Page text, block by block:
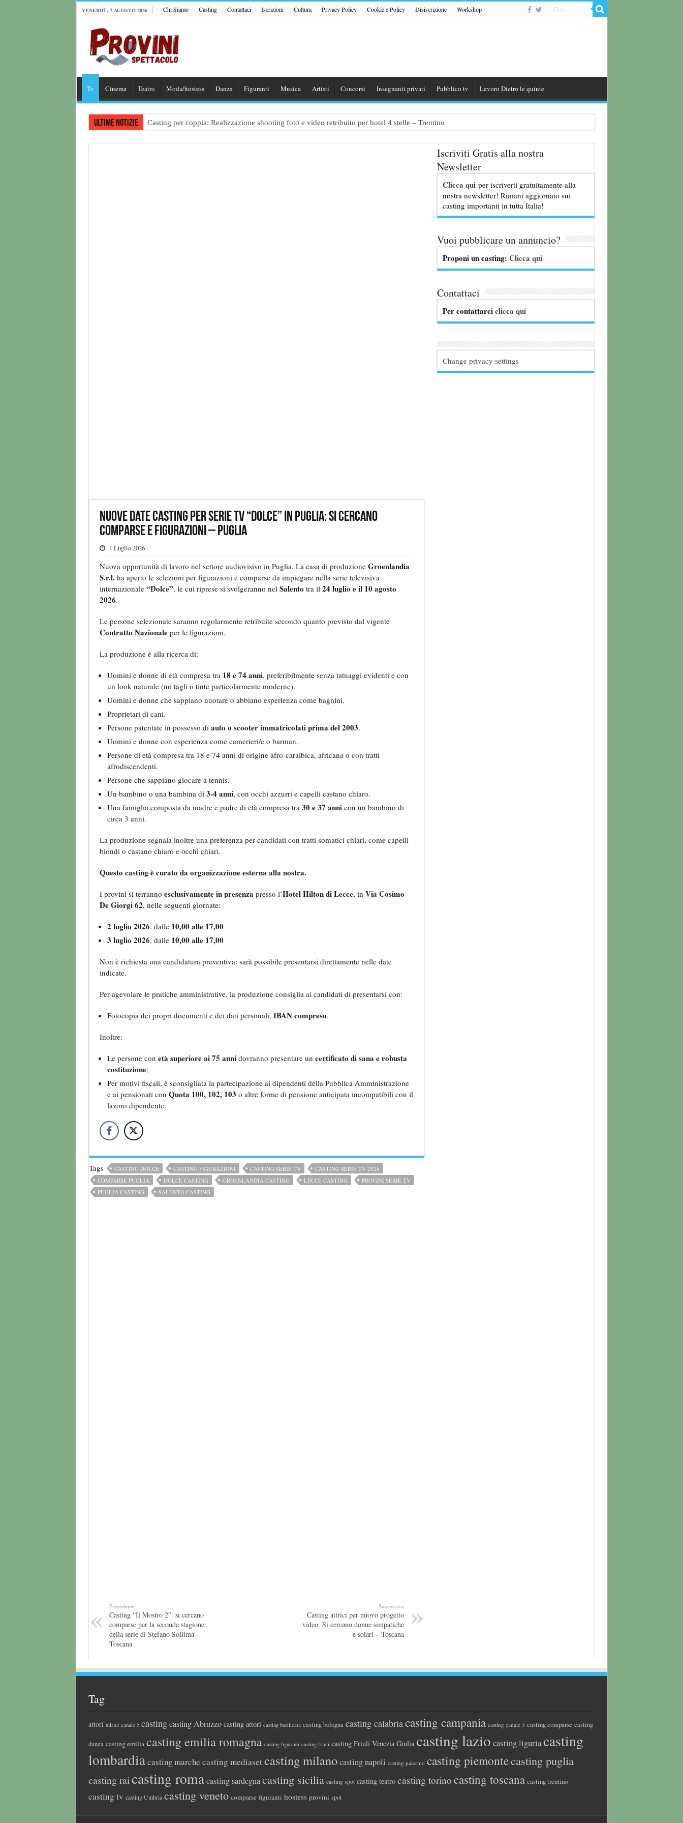
VENERDÌ , 7 AGOSTO 2026 Chi Siamo Casting Contattaci Iscrizioni Cultura Privacy Policy Cookie e Policy Disiscrizione Workshop
Tv Cinema Teatro Moda/hostess Danza Figuranti Musica Artisti Concorsi Insegnanti privati Pubblico tv Lavoro Dietro le quinte
Ultime notizie Casting per coppia: Realizzazione shooting foto e video retribuito per hotel 4 stelle – Trentino
Casting film horror internazionale “Gaming Disorder”: si cercano ragazzi e ragazze tra i 16 e i 18 anni
Nuove date Casting per serie TV “Dolce” in Puglia: Si cercano
comparse e figurazioni – Puglia
1 Luglio 2026
Nuova opportunità di lavoro nel settore audiovisivo in Puglia. La casa di produzione Groenlandia
S.r.l. ha aperto le selezioni per figurazioni e comparse da impiegare nella serie televisiva
internazionale “Dolce”, le cui riprese si svolgeranno nel Salento tra il 24 luglio e il 10 agosto
2026.
Le persone selezionate saranno regolarmente retribuite secondo quanto previsto dal vigente
Contratto Nazionaleper le figurazioni.
La produzione è alla ricerca di:
Uomini e donne di età compresa tra 18 e 74 anni, preferibilmente senza tatuaggi evidenti e con
un look naturale (no tagli o tinte particolarmente moderne).
Uomini e donne che sappiano nuotare o abbiano esperienza come bagnini.
Proprietari di cani.
Persone patentate in possesso di auto o scooter immatricolati prima del 2003.
Uomini e donne con esperienza come camerieri/e o barman.
Persone di età compresa tra 18 e 74 anni di origine afro-caraibica, africana o con tratti
afrodiscendenti.
Persone che sappiano giocare a tennis.
Un bambino o una bambina di 3-4 anni, con occhi azzurri e capelli castano chiaro.
Una famiglia composta da madre e padre di età compresa tra 30 e 37 annicon un bambino di
circa 3 anni.
La produzione segnala inoltre una preferenza per candidati con tratti somatici chiari, come capelli
biondi o castano chiaro e occhi chiari.
Questo casting è curato da organizzazione esterna alla nostra.
I provini si terranno esclusivamente in presenza presso l’Hotel Hilton di Lecce, in Via Cosimo
De Giorgi 62, nelle seguenti giornate:
2 luglio 2026, dalle 10,00 alle 17,00
3 luglio 2026, dalle 10,00 alle 17,00
Non è richiesta una candidatura preventiva: sarà possibile presentarsi direttamente nelle date
indicate.
Per agevolare le pratiche amministrative, la produzione consiglia ai candidati di presentarsi con:
Fotocopia dei propri documenti e dei dati personali, IBAN compreso.
Inoltre:
Le persone con età superiore ai 75 annidovranno presentare un certificato di sana e robusta
costituzione;
Per motivi fiscali, è sconsigliata la partecipazione ai dipendenti della Pubblica Amministrazione
e ai pensionati con Quota 100, 102, 103 o altre forme di pensione anticipata incompatibili con il
lavoro dipendente.
Tags CASTING DOLCE CASTING FIGURAZIONI CASTING SERIE TV
CASTING SERIE TV 2026
COMPARSE PUGLIA
DOLCE CASTING GROENLANDIA CASTING LECCE CASTING
PROVINI SERIE TV
PUGLIA CASTING
SALENTO CASTING
Precedente
Casting “Il Mostro 2”: si cercano
comparse per la seconda stagione
della serie di Stefano Sollima –
Toscana
Successivo
Casting attrici per nuovo progetto
video: Si cercano donne simpatiche
e solari – Toscana
Iscriviti Gratis alla nostra
Newsletter
Clicca qui per iscriverti gratuitamente alla
nostra newsletter! Rimani aggiornato sui
casting importanti in tutta Italia!
Vuoi pubblicare un annuncio?
Proponi un casting: Clicca qui
Contattaci
Per contattarciclicca qui
Change privacy settings
Tag
attori attrici canale 5 casting casting Abruzzo casting attori casting basilicata casting bologna casting calabriacasting campania casting canale 5 casting comparse casting
danza casting emilia casting emilia romagna casting figuranti casting friuli casting Friuli Venezia Giulia casting lazio casting liguriacasting
lombardiacasting marche casting mediasetcasting milano casting napoli casting palermo casting piemontecasting puglia
casting raicasting roma casting sardegna casting sicilia casting spot casting teatro casting torino casting toscana casting trentino
casting tv casting Umbria casting veneto comparse figuranti hostess provini spot